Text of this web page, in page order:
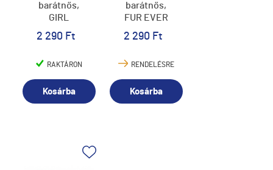
barátnős,
GIRL
POWER (5)
2 290 Ft
RAKTÁRON
Kosárba
barátnős,
FUR EVER
FRIENDS (5)
2 290 Ft
RENDELÉSRE
Kosárba